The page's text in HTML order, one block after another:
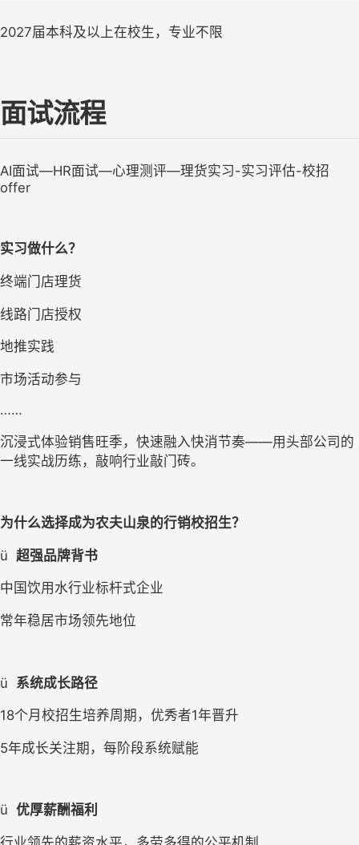
2027届本科及以上在校生，专业不限
面试流程
AI面试—HR面试—心理测评—理货实习-实习评估-校招
offer
实习做什么？
终端门店理货
线路门店授权
地推实践
市场活动参与
……
沉浸式体验销售旺季，快速融入快消节奏——用头部公司的
一线实战历练，敲响行业敲门砖。
为什么选择成为农夫山泉的行销校招生？
ü 超强品牌背书
中国饮用水行业标杆式企业
常年稳居市场领先地位
ü 系统成长路径
18个月校招生培养周期，优秀者1年晋升
5年成长关注期，每阶段系统赋能
ü 优厚薪酬福利